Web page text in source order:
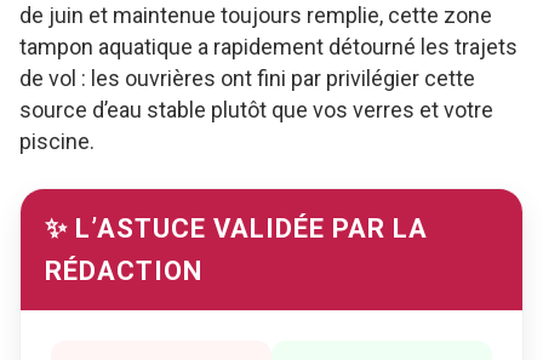
de juin et maintenue toujours remplie, cette zone
tampon aquatique a rapidement détourné les trajets
de vol : les ouvrières ont fini par privilégier cette
source d’eau stable plutôt que vos verres et votre
piscine.
✨ L’ASTUCE VALIDÉE PAR LA
RÉDACTION